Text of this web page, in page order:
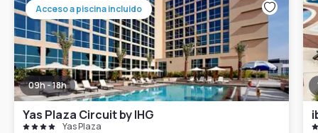
Acceso a piscina incluido
09h - 18h
Yas Plaza Circuit by IHG
Yas Plaza